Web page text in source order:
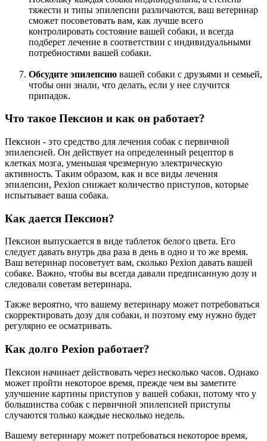
тяжести и типы эпилепсии различаются, ваш ветеринар
сможет посоветовать вам, как лучше всего
контролировать состояние вашей собаки, и всегда
подберет лечение в соответствии с индивидуальными
потребностями вашей собаки.
Обсудите эпилепсию вашей собаки с друзьями и семьей,
чтобы они знали, что делать, если у нее случится
припадок.
Что такое Пексион и как он работает?
Пексион - это средство для лечения собак с первичной
эпилепсией. Он действует на определенный рецептор в
клетках мозга, уменьшая чрезмерную электрическую
активность. Таким образом, как и все виды лечения
эпилепсии, Pexion снижает количество приступов, которые
испытывает ваша собака.
Как дается Пексион?
Пексион выпускается в виде таблеток белого цвета. Его
следует давать внутрь два раза в день в одно и то же время.
Ваш ветеринар посоветует вам, сколько Pexion давать вашей
собаке. Важно, чтобы вы всегда давали предписанную дозу и
следовали советам ветеринара.
Также вероятно, что вашему ветеринару может потребоваться
скорректировать дозу для собаки, и поэтому ему нужно будет
регулярно ее осматривать.
Как долго Pexion работает?
Пексион начинает действовать через несколько часов. Однако
может пройти некоторое время, прежде чем вы заметите
улучшение картины приступов у вашей собаки, потому что у
большинства собак с первичной эпилепсией приступы
случаются только каждые несколько недель.
Вашему ветеринару может потребоваться некоторое время,